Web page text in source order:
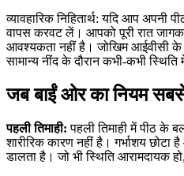
व्यावहारिक निहितार्थ: यदि आप
वापस करवट लें। आपको पूरी रात
आवश्यकता नहीं है। जोखिम आईवीसी
सामान्य नींद के दौरान कभी-कभी स्थिति
जब बाईं ओर का नियम
पहली तिमाही: पहली तिमाही में पीठ के
शारीरिक कारण नहीं है। गर्भाशय छोटा
डालता है। जो भी स्थिति आरामदायक